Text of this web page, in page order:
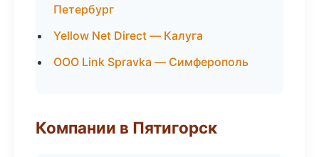
Петербург
Yellow Net Direct — Калуга
ООО Link Spravka — Симферополь
Компании в Пятигорск